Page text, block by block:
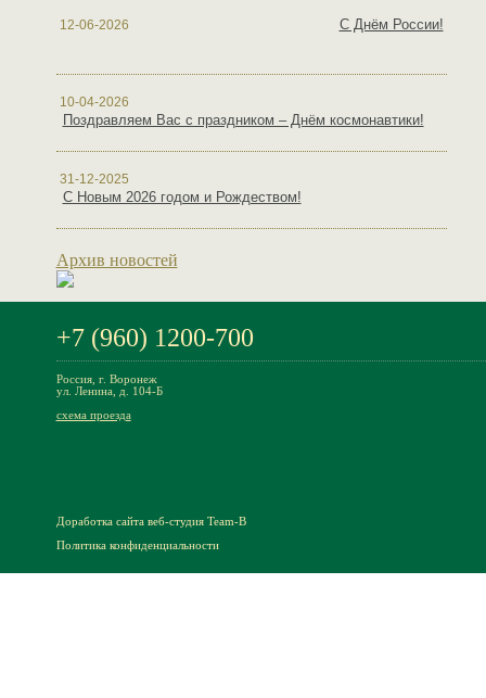
12-06-2026 С Днём России!
10-04-2026
Поздравляем Вас с праздником – Днём космонавтики!
31-12-2025
С Новым 2026 годом и Рождеством!
Архив новостей
+7 (960) 1200-700
Россия, г. Воронеж
ул. Ленина, д. 104-Б
схема проезда
Доработка сайтавеб-студия Team-B
Политика конфиденциальности